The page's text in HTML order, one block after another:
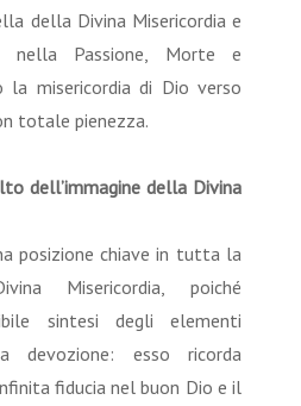
della Divina Misericordia e
nella Passione, Morte e
la misericordia di Dio verso
totale pienezza.
dell’immagine della Divina
posizione chiave in tutta la
Misericordia, poiché
sintesi degli elementi
devozione: esso ricorda
fiducia nel buon Dio e il